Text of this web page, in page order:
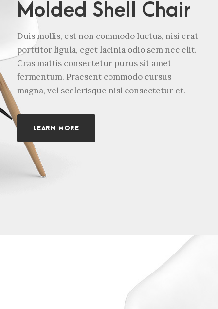
Molded Shell Chair
Duis mollis, est non commodo luctus, nisi erat
porttitor ligula, eget lacinia odio sem nec elit.
Cras mattis consectetur purus sit amet
fermentum. Praesent commodo cursus
magna, vel scelerisque nisl consectetur et.
LEARN MORE